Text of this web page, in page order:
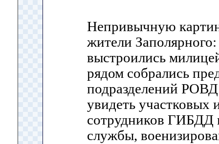
Непривычную
жители
выстроились
рядом собрались
подразделений
увидеть участковых
сотрудников ГИБДД
службы,